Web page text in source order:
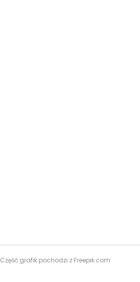
Część grafik pochodzi z Freepik.com